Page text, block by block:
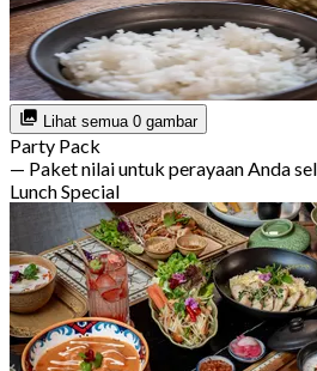
Lihat semua 0 gambar
Party Pack
— Paket nilai untuk perayaan Anda
Lunch Special